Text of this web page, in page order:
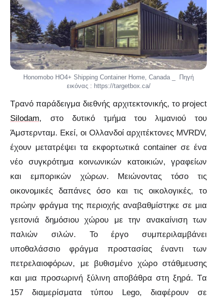
Honomobo HO4+ Shipping Container Home, Canada _ Πηγή
εικόνας : https://targetbox.ca/
Τρανό παράδειγμα διεθνής αρχιτεκτονικής, το project
Silodam, στο δυτικό τμήμα του λιμανιού του
Άμστερνταμ. Εκεί, οι Ολλανδοί αρχιτέκτονες MVRDV,
έχουν μετατρέψει τα εκφορτωτικά container σε ένα
νέο συγκρότημα κοινωνικών κατοικιών, γραφείων
και εμπορικών χώρων. Μειώνοντας τόσο τις
οικονομικές δαπάνες όσο και τις οικολογικές, το
πρώην φράγμα της περιοχής αναβαθμίστηκε σε μια
γειτονιά δημόσιου χώρου με την ανακαίνιση των
παλιών σιλών. Το έργο συμπεριλαμβάνει
υποθαλάσσιο φράγμα προστασίας έναντι των
πετρελαιοφόρων, με βυθισμένο χώρο στάθμευσης
και μια προσωρινή ξύλινη αποβάθρα στη ξηρά. Tα
157 διαμερίσματα τύπου Lego, διαφέρουν σε